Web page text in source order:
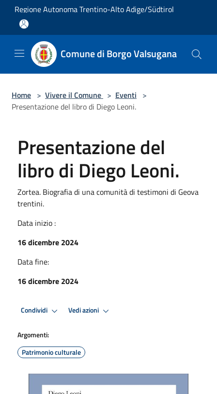
Salta al contenuto principale
Regione Autonoma Trentino-Alto Adige/Südtirol
Comune di Borgo Valsugana
Home > Vivere il Comune > Eventi >
Presentazione del libro di Diego Leoni.
Presentazione del
libro di Diego Leoni.
Zortea. Biografia di una comunità di testimoni di Geova
trentini.
Data inizio :
16 dicembre 2024
Data fine:
16 dicembre 2024
Condividi Vedi azioni
Argomenti:
Patrimonio culturale